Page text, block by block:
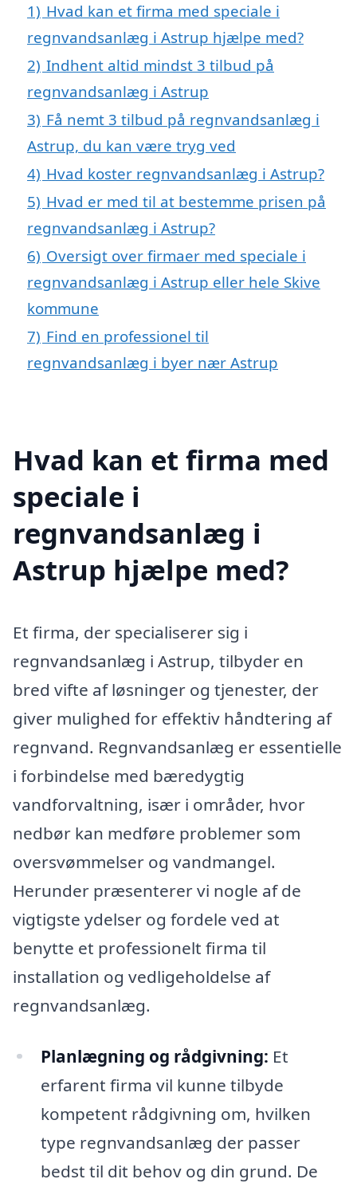
1) Hvad kan et firma med speciale i
regnvandsanlæg i Astrup hjælpe med?
2) Indhent altid mindst 3 tilbud på
regnvandsanlæg i Astrup
3) Få nemt 3 tilbud på regnvandsanlæg i
Astrup, du kan være tryg ved
4) Hvad koster regnvandsanlæg i Astrup?
5) Hvad er med til at bestemme prisen på
regnvandsanlæg i Astrup?
6) Oversigt over firmaer med speciale i
regnvandsanlæg i Astrup eller hele Skive
kommune
7) Find en professionel til
regnvandsanlæg i byer nær Astrup
Hvad kan et firma med
speciale i
regnvandsanlæg i
Astrup hjælpe med?
Et firma, der specialiserer sig i
regnvandsanlæg i Astrup, tilbyder en
bred vifte af løsninger og tjenester, der
giver mulighed for effektiv håndtering af
regnvand. Regnvandsanlæg er essentielle
i forbindelse med bæredygtig
vandforvaltning, især i områder, hvor
nedbør kan medføre problemer som
oversvømmelser og vandmangel.
Herunder præsenterer vi nogle af de
vigtigste ydelser og fordele ved at
benytte et professionelt firma til
installation og vedligeholdelse af
regnvandsanlæg.
Planlægning og rådgivning: Et
erfarent firma vil kunne tilbyde
kompetent rådgivning om, hvilken
type regnvandsanlæg der passer
bedst til dit behov og din grund. De